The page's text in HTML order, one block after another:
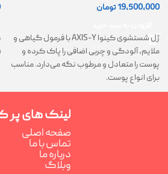
19,500,000تومان
ژل شستشوی کینوا AXIS-Y با فرمول گیاهی و
ملایم، آلودگی و چربی اضافی را پاک کرده و
پوست را متعادل و مرطوب نگه می‌دارد. مناسب
برای انواع پوست.
لینک های پر
صفحه اصلی
تماس با ما
درباره ما
وبلاگ